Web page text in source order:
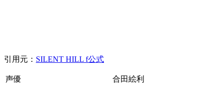
引用元： SILENT HILL f公式
声優 合田絵利